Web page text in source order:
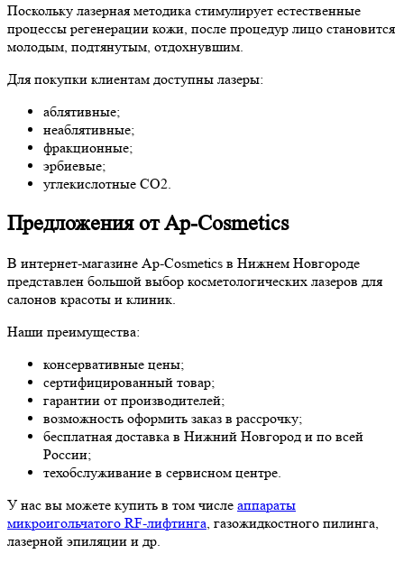
Поскольку лазерная методика стимулирует естественные
процессы регенерации кожи, после процедур лицо становится
молодым, подтянутым, отдохнувшим.
Для покупки клиентам доступны лазеры:
аблятивные;
неаблятивные;
фракционные;
эрбиевые;
углекислотные СО2.
Предложения от Ap-Cosmetics
В интернет-магазине Ap-Cosmetics в Нижнем Новгороде
представлен большой выбор косметологических лазеров для
салонов красоты и клиник.
Наши преимущества:
консервативные цены;
сертифицированный товар;
гарантии от производителей;
возможность оформить заказ в рассрочку;
бесплатная доставка в Нижний Новгород и по всей
России;
техобслуживание в сервисном центре.
У нас вы можете купить в том числе аппараты
микроигольчатого RF-лифтинга , газожидкостного пилинга,
лазерной эпиляции и др.